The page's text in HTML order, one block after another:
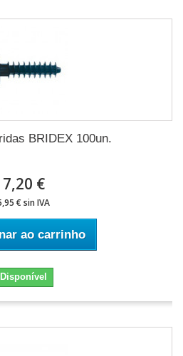
BRIDEX 100un.
7,20 €
€ sin IVA
ao carrinho
Disponível